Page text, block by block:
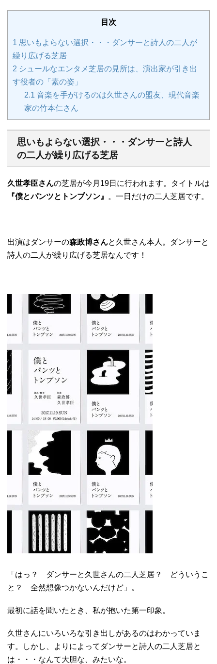
目次
1 思いもよらない選択・・・ダンサーと詩人の二人が
繰り広げる芝居
2 シュールなエンタメ芝居の見所は、演出家が引き出
す役者の「素の姿」
2.1 音楽を手がけるのは久世さんの盟友、現代音楽
家の竹本仁さん
思いもよらない選択・・・ダンサーと詩人
の二人が繰り広げる芝居
久世孝臣さんの芝居が今月19日に行われます。タイトルは
『僕とパンツとトンプソン』
。一日だけの二人芝居です。
出演はダンサーの森政博さんと久世さん本人。ダンサーと
詩人の二人が繰り広げる芝居なんです！
「はっ？ ダンサーと久世さんの二人芝居？ どういうこ
と？ 全然想像つかないんだけど」。
最初に話を聞いたとき、私が抱いた第一印象。
久世さんにいろいろな引き出しがあるのはわかっていま
す。しかし、よりによってダンサーと詩人の二人芝居と
は・・・なんて大胆な、みたいな。